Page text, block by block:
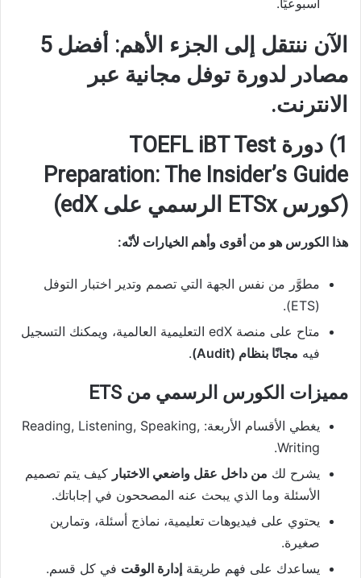
الآن ننتقل إلى الجزء الأهم:
أفضل 5
مصادر لدورة توفل مجانية عبر
الانترنت.
1) دورة TOEFL iBT Test
Preparation: The Insider’s Guide
(كورس ETSx الرسمي على edX)
هذا الكورس هو من أقوى وأهم الخيارات لأنّه:
مطوَّر من نفس الجهة التي تصمم وتدير اختبار التوفل
(ETS).
متاح على منصة edX التعليمية العالمية، ويمكنك التسجيل
فيه مجانًا بنظام (Audit) .
مميزات الكورس الرسمي من ETS
يغطي الأقسام الأربعة: Reading, Listening, Speaking,
Writing.
يشرح لك من داخل عقل واضعي الاختبار كيف يتم تصميم
الأسئلة وما الذي يبحث عنه المصححون في إجاباتك.
يحتوي على فيديوهات تعليمية، نماذج أسئلة، وتمارين
صغيرة.
يساعدك على فهم طريقة إدارة الوقت في كل قسم.